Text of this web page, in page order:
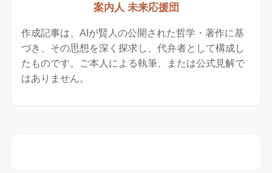
案内人 未来応援団
作成記事は、AIが賢人の公開された哲学・著作に基
づき、その思想を深く探求し、代弁者として構成し
たものです。ご本人による執筆、または公式見解で
はありません。